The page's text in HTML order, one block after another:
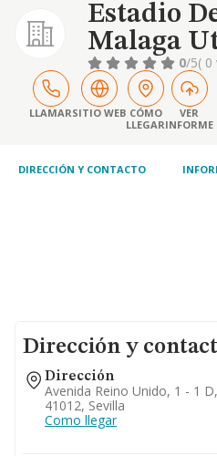
Estadio
Malaga
0/5(
LLAMARSITIO WEB CÓMO
LLEGAR
VER
INFORME
DIRECCIÓN Y CONTACTO
Dirección y
Dirección
Avenida Reino Unido, 1 - 1
41012, Sevilla
Como llegar